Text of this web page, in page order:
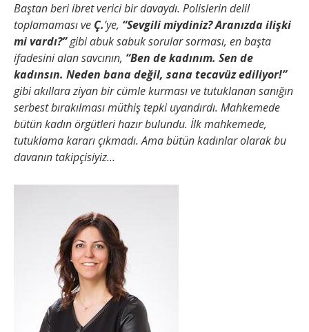
Baştan beri ibret verici bir davaydı. Polislerin delil
toplamaması ve Ç.’ye, “Sevgili miydiniz? Aranızda ilişki
mi vardı?”gibi abuk sabuk sorular sorması, en başta
ifadesini alan savcının, “Ben de kadınım. Sen de
kadınsın. Neden bana değil, sana tecavüz ediliyor!”
gibi akıllara ziyan bir cümle kurması ve tutuklanan sanığın
serbest bırakılması müthiş tepki uyandırdı. Mahkemede
bütün kadın örgütleri hazır bulundu. İlk mahkemede,
tutuklama kararı çıkmadı. Ama bütün kadınlar olarak bu
davanın takipçisiyiz…